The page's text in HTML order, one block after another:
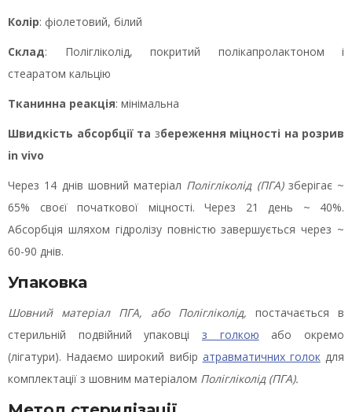
Колір: фіолетовий, білий
Склад: Полігліколід, покритий полікапролактоном і
стеаратом кальцію
Тканинна реакція: мінімальна
Швидкість абсорбції та збереження міцності на розрив
in vivo
Через 14 днів шовний матеріал Полігліколід (ПГА) зберігає ~
65% своєї початкової міцності. Через 21 день ~ 40%.
Абсорбція шляхом гідролізу повністю завершується через ~
60-90 днів.
Упаковка
Шовний матеріал ПГА, або Полігліколід, постачається в
стерильній подвійний упаковці з голкою або окремо
(лігатури). Надаємо широкий вибір атравматичних голокдля
комплектації з шовним матеріалом Полігліколід (ПГА).